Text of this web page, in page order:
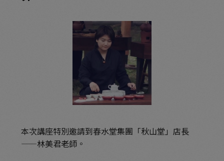
本次講座特別邀請到春水堂集團「秋山堂」店長
——林美君老師。